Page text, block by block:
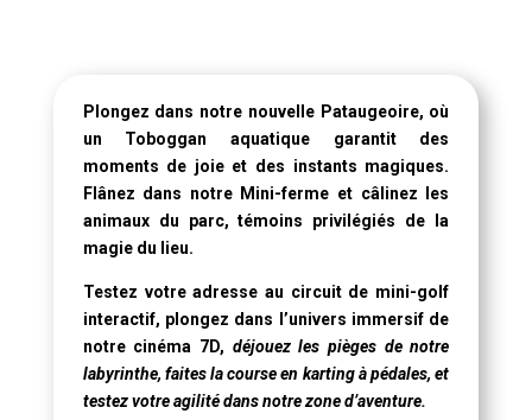
Plongez dans notre nouvelle Pataugeoire, où
un Toboggan aquatique garantit des
moments de joie et des instants magiques.
Flânez dans notre Mini-ferme et câlinez les
animaux du parc, témoins privilégiés de la
magie du lieu.
Testez votre adresse au circuit de mini-golf
interactif, plongez dans l’univers immersif de
notre cinéma 7D, déjouez les pièges de notre
labyrinthe, faites la course en karting à pédales, et
testez votre agilité dans notre zone d’aventure.